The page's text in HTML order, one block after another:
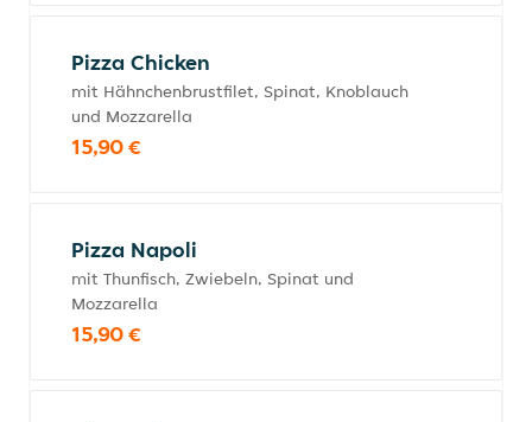
Pizza Chicken
mit Hähnchenbrustfilet, Spinat, Knoblauch
und Mozzarella
15,90 €
Pizza Napoli
mit Thunfisch, Zwiebeln, Spinat und
Mozzarella
15,90 €